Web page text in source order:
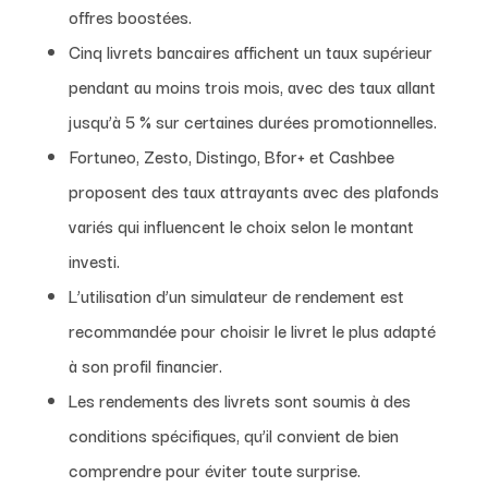
offres boostées.
Cinq livrets bancaires affichent un taux supérieur
pendant au moins trois mois, avec des taux allant
jusqu’à 5 % sur certaines durées promotionnelles.
Fortuneo, Zesto, Distingo, Bfor+ et Cashbee
proposent des taux attrayants avec des plafonds
variés qui influencent le choix selon le montant
investi.
L’utilisation d’un simulateur de rendement est
recommandée pour choisir le livret le plus adapté
à son profil financier.
Les rendements des livrets sont soumis à des
conditions spécifiques, qu’il convient de bien
comprendre pour éviter toute surprise.